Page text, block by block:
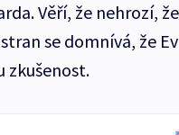
Věří, že nehrozí,
se domnívá, že
zkušenost.